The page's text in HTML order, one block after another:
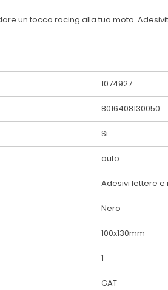
un tocco racing alla tua moto.
1074927
8016408130050
Si
auto
Adesivi lettere e
Nero
100x130mm
1
GAT